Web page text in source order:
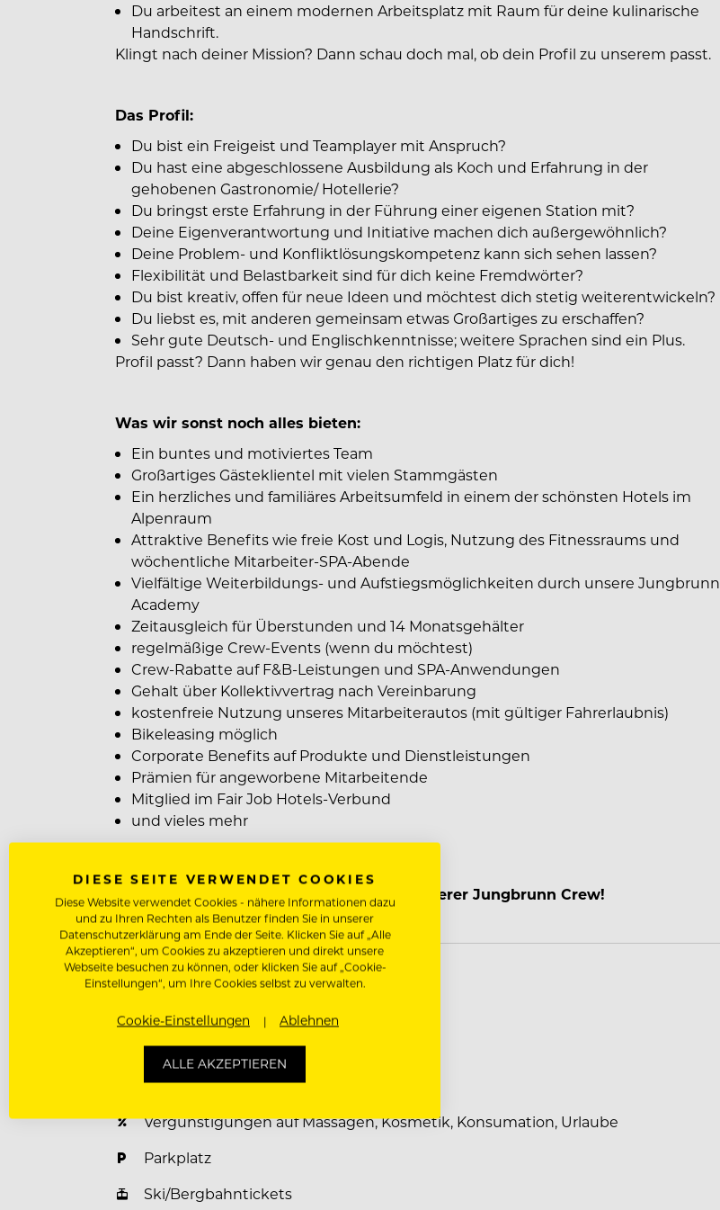
Du arbeitest an einem modernen Arbeitsplatz mit Raum für deine kulinarische
Handschrift.
Klingt nach deiner Mission? Dann schau doch mal, ob dein Profil zu unserem passt.
Das Profil:
Du bist ein Freigeist und Teamplayer mit Anspruch?
Du hast eine abgeschlossene Ausbildung als Koch und Erfahrung in der
gehobenen Gastronomie/ Hotellerie?
Du bringst erste Erfahrung in der Führung einer eigenen Station mit?
Deine Eigenverantwortung und Initiative machen dich außergewöhnlich?
Deine Problem- und Konfliktlösungskompetenz kann sich sehen lassen?
Flexibilität und Belastbarkeit sind für dich keine Fremdwörter?
Du bist kreativ, offen für neue Ideen und möchtest dich stetig weiterentwickeln?
Du liebst es, mit anderen gemeinsam etwas Großartiges zu erschaffen?
Sehr gute Deutsch- und Englischkenntnisse; weitere Sprachen sind ein Plus.
Profil passt? Dann haben wir genau den richtigen Platz für dich!
Was wir sonst noch alles bieten:
Ein buntes und motiviertes Team
Großartiges Gästeklientel mit vielen Stammgästen
Ein herzliches und familiäres Arbeitsumfeld in einem der schönsten Hotels im
Alpenraum
Attraktive Benefits wie freie Kost und Logis, Nutzung des Fitnessraums und
wöchentliche Mitarbeiter-SPA-Abende
Vielfältige Weiterbildungs- und Aufstiegsmöglichkeiten durch unsere Jungbrunn
Academy
Zeitausgleich für Überstunden und 14 Monatsgehälter
regelmäßige Crew-Events (wenn du möchtest)
Crew-Rabatte auf F&B-Leistungen und SPA-Anwendungen
Gehalt über Kollektivvertrag nach Vereinbarung
kostenfreie Nutzung unseres Mitarbeiterautos (mit gültiger Fahrerlaubnis)
Bikeleasing möglich
Corporate Benefits auf Produkte und Dienstleistungen
Prämien für angeworbene Mitarbeitende
Mitglied im Fair Job Hotels-Verbund
und vieles mehr
Dann bewirb dich jetzt und werde Teil unserer Jungbrunn Crew!
Benefits für unsere Mitarbeiter
Unterkunft Vergünstigt / Kostenlos
Verpflegung Vergünstigt / Kostenlos
Fitness-, Wellnessbereich
Vergünstigungen auf Massagen, Kosmetik, Konsumation, Urlaube
Parkplatz
Ski/Bergbahntickets
DIESE SEITE VERWENDET COOKIES
Diese Website verwendet Cookies - nähere Informationen dazu
und zu Ihren Rechten als Benutzer finden Sie in unserer
Datenschutzerklärung am Ende der Seite. Klicken Sie auf „Alle
Akzeptieren“, um Cookies zu akzeptieren und direkt unsere
Webseite besuchen zu können, oder klicken Sie auf „Cookie-
Einstellungen“, um Ihre Cookies selbst zu verwalten.
Cookie-Einstellungen Ablehnen
ALLE AKZEPTIEREN